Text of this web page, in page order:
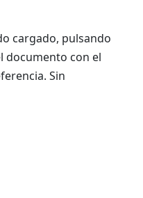
cargado, pulsando
documento con el
Sin